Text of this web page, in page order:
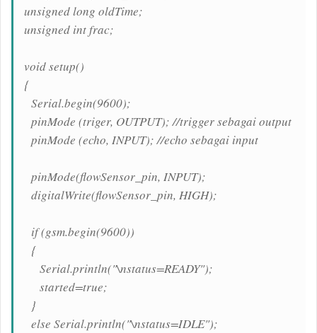
unsigned long oldTime;
unsigned int frac;
void setup()
{
Serial.begin(9600);
pinMode (triger, OUTPUT); //trigger sebagai output
pinMode (echo, INPUT); //echo sebagai input
pinMode(flowSensor_pin, INPUT);
digitalWrite(flowSensor_pin, HIGH);
if (gsm.begin(9600))
{
Serial.println("\nstatus=READY");
started=true;
}
else Serial.println("\nstatus=IDLE");